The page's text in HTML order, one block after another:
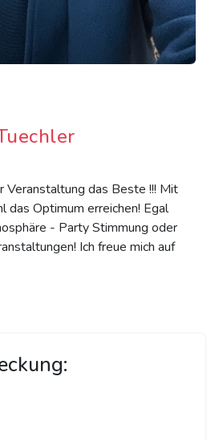
Veranstaltung das Beste !!! Mit
das Optimum erreichen! Egal
- Party Stimmung oder
Ich freue mich auf